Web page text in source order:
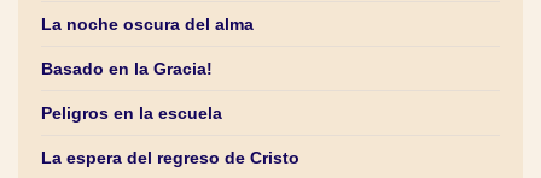
La noche oscura del alma
Basado en la Gracia!
Peligros en la escuela
La espera del regreso de Cristo